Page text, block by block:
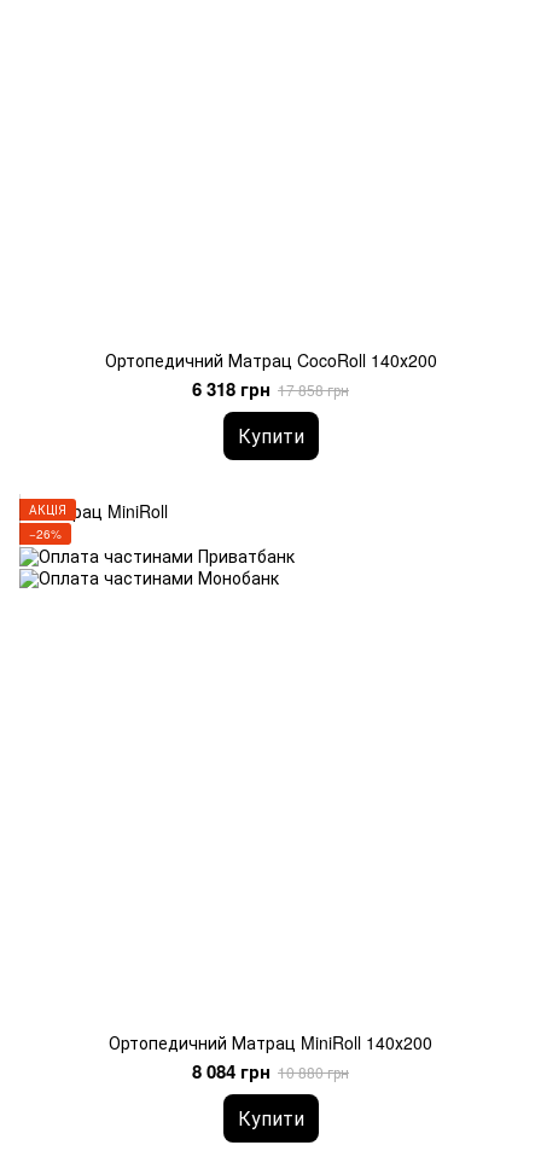
Ортопедичний Матрац CocoRoll 140х200
6 318 грн 17 858 грн
Купити
АКЦІЯ
−26%
Ортопедичний Матрац MiniRoll 140х200
8 084 грн 10 880 грн
Купити